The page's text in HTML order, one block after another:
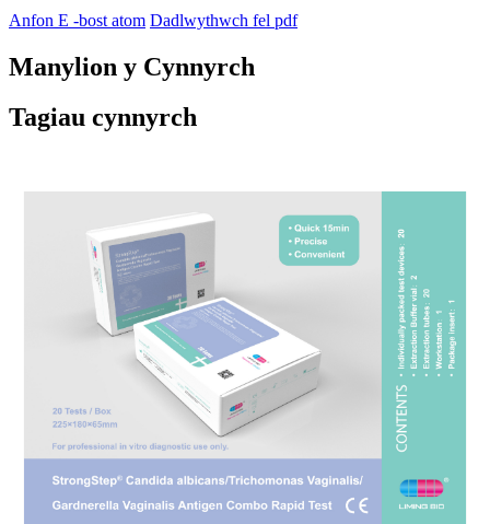
Anfon E -bost atom Dadlwythwch fel pdf
Manylion y Cynnyrch
Tagiau cynnyrch